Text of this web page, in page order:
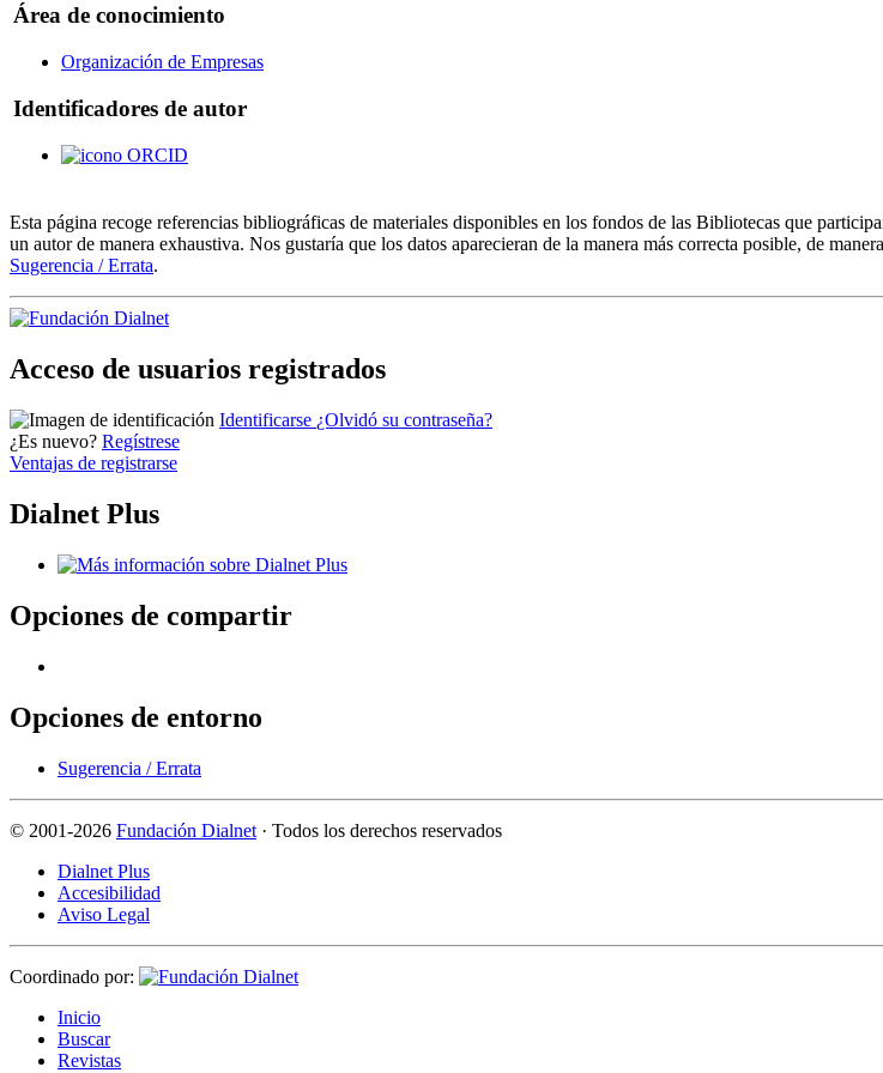
Área de conocimiento
Organización de Empresas
Identificadores de autor
ORCID
Esta página recoge referencias bibliográficas de materiales disponibles en los fondos de las Bibliotecas que
un autor de manera exhaustiva. Nos gustaría que los datos aparecieran de la manera más correcta posible, de
Sugerencia / Errata.
Acceso de usuarios registrados
Identificarse ¿Olvidó su contraseña?
¿Es nuevo? Regístrese
Ventajas de registrarse
Dialnet Plus
Opciones de compartir
Opciones de entorno
Sugerencia / Errata
© 2001-2026 Fundación Dialnet · Todos los derechos reservados
Dialnet Plus
Accesibilidad
Aviso Legal
Coordinado por:
Inicio
Buscar
Revistas